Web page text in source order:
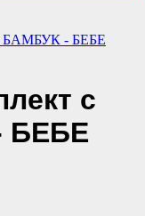
БАМБУК - БЕБЕ
с
БЕБЕ